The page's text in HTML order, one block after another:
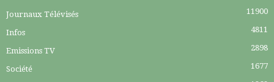
Journaux Télévisés 11900
Infos 4811
Emissions TV 2898
Société
1677